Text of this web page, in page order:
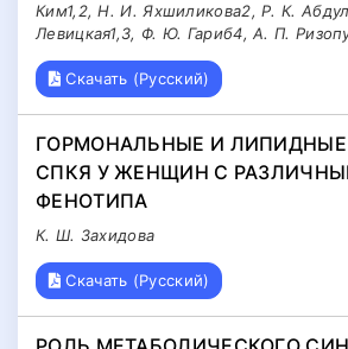
Ким1,2, Н. И. Яхшиликова2, Р. К.
Левицкая1,3, Ф. Ю. Гариб4, А. П.
Скачать (Русский)
ГОРМОНАЛЬНЫЕ И
СПКЯ У ЖЕНЩИН С
ФЕНОТИПА
К. Ш. Захидова
Скачать (Русский)